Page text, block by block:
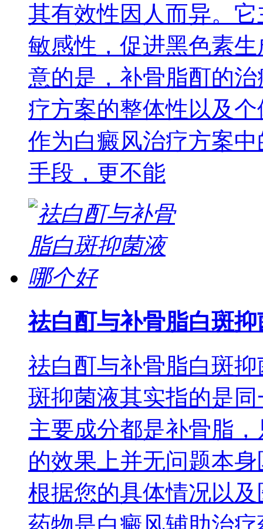
其有效性因人而异。
敏感性，促进黑色素
意的是，补骨脂酊的
疗方案的整体性以及
作为白癜风治疗方案
手段，更不能
祛白酊与补骨脂白斑
祛白酊与补骨脂白斑
斑抑菌液其实指的是
主要成分都是补骨脂
的效果上并无问题本
根据您的具体情况以